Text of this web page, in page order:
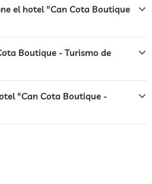
el hotel "Can Cota Boutique
Boutique - Turismo de
"Can Cota Boutique -